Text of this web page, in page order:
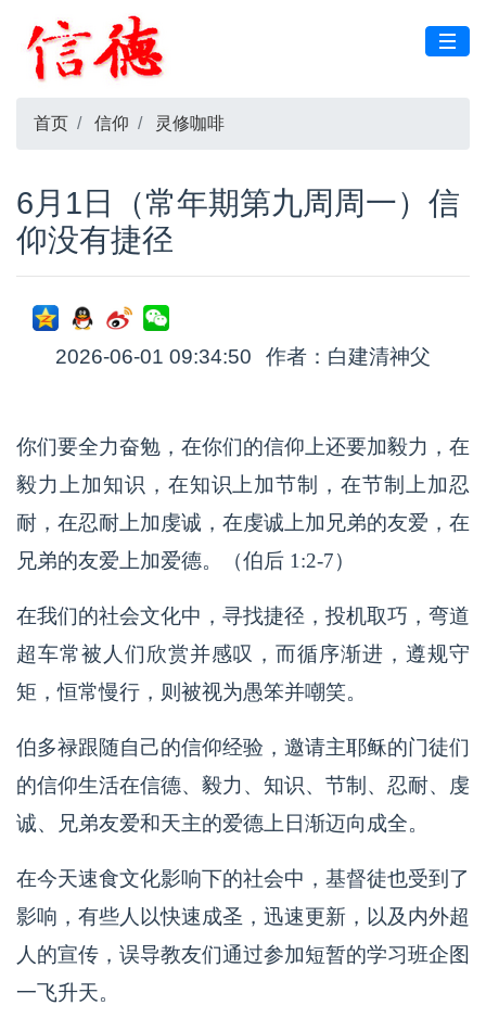
首页 信仰 灵修咖啡
6月1日（常年期第九周周一）信
仰没有捷径
2026-06-01 09:34:50 作者：白建清神父
你们要全力奋勉，在你们的信仰上还要加毅力，在
毅力上加知识，在知识上加节制，在节制上加忍
耐，在忍耐上加虔诚，在虔诚上加兄弟的友爱，在
兄弟的友爱上加爱德。（伯后 1:2-7）
在我们的社会文化中，寻找捷径，投机取巧，弯道
超车常被人们欣赏并感叹，而循序渐进，遵规守
矩，恒常慢行，则被视为愚笨并嘲笑。
伯多禄跟随自己的信仰经验，邀请主耶稣的门徒们
的信仰生活在信德、毅力、知识、节制、忍耐、虔
诚、兄弟友爱和天主的爱德上日渐迈向成全。
在今天速食文化影响下的社会中，基督徒也受到了
影响，有些人以快速成圣，迅速更新，以及内外超
人的宣传，误导教友们通过参加短暂的学习班企图
一飞升天。